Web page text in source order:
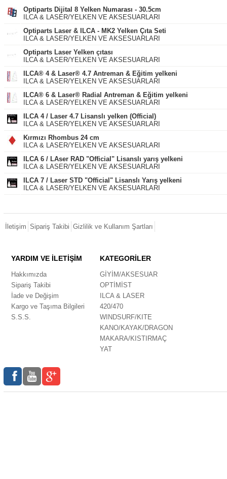
Optiparts Dijital 8 Yelken Numarası - 30.5cm
ILCA & LASER/YELKEN VE AKSESUARLARI
Optiparts Laser & ILCA - MK2 Yelken Çıta Seti
ILCA & LASER/YELKEN VE AKSESUARLARI
Optiparts Laser Yelken çıtası
ILCA & LASER/YELKEN VE AKSESUARLARI
ILCA® 4 & Laser® 4.7 Antreman & Eğitim yelkeni
ILCA & LASER/YELKEN VE AKSESUARLARI
ILCA® 6 & Laser® Radial Antreman & Eğitim yelkeni
ILCA & LASER/YELKEN VE AKSESUARLARI
ILCA 4 / Laser 4.7 Lisanslı yelken (Official)
ILCA & LASER/YELKEN VE AKSESUARLARI
Kırmızı Rhombus 24 cm
ILCA & LASER/YELKEN VE AKSESUARLARI
ILCA 6 / LAser RAD "Official" Lisanslı yarış yelkeni
ILCA & LASER/YELKEN VE AKSESUARLARI
ILCA 7 / Laser STD "Official" Lisanslı Yarış yelkeni
ILCA & LASER/YELKEN VE AKSESUARLARI
İletişim Sipariş Takibi Gizlilik ve Kullanım Şartları
YARDIM VE İLETİŞİM
Hakkımızda
Sipariş Takibi
İade ve Değişim
Kargo ve Taşıma Bilgileri
S.S.S.
KATEGORİLER
GİYİM/AKSESUAR
OPTİMİST
ILCA & LASER
420/470
WINDSURF/KITE
KANO/KAYAK/DRAGON
MAKARA/KISTIRMAÇ
YAT